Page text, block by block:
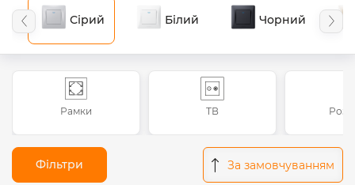
Сірий Білий Чорний
Рамки ТВ
За замовчуванням
Фільтри